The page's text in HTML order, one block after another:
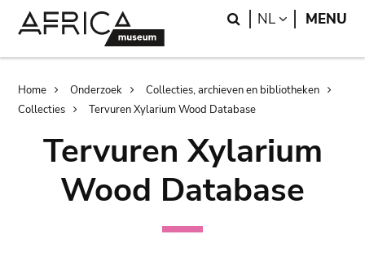
Search
NL LANGUAGE
MENU
Breadcrumb
Home Onderzoek
Collecties, archieven en bibliotheken
Collecties
Tervuren Xylarium Wood Database
Tervuren Xylarium
Wood Database